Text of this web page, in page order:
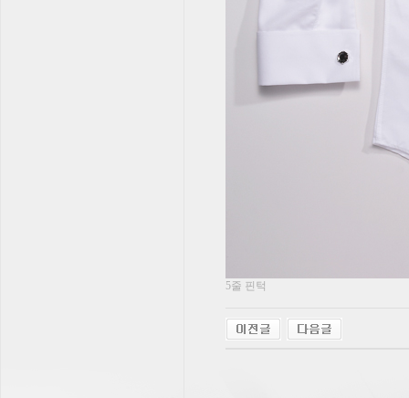
5줄 핀턱